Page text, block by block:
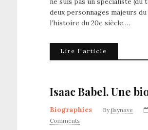
deux personnages majeurs
l’histoire du 20e siècle….
Lire l'article
Isaac Babel. Une
Biographies By jlsynave
Comments